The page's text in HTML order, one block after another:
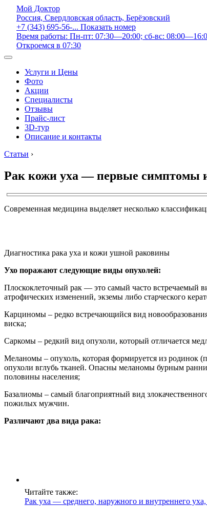
Мой Доктор
Россия, Свердловская область, Берёзовский
+7 (343) 695-56-... Показать номер
Время работы: Пн-пт: 07:30—20:00; сб-вс:
Откроемся в 07:30
Услуги и Цены
Фото
Акции
Специалисты
Отзывы
Прайс-лист
3D-тур
Описание и контакты
Статьи ›
Рак кожи уха — первые симптомы
Современная медицина выделяет несколько
Диагностика рака уха и кожи ушной раковины
Ухо поражают следующие виды опухолей:
Плоскоклеточный рак — это самый часто встречаемый
атрофических изменений, экземы либо старческого
Карциномы – редко встречающийся вид
виска;
Саркомы – редкий вид опухоли, который отличается
Меланомы – опухоль, которая формируется из родинок
опухоли вглубь тканей. Опасны меланомы бурным
половины населения;
Базалиомы – самый благоприятный вид
пожилых мужчин.
Различают два вида рака:
Читайте также:
Рак уха — среднего, наружного и внутреннего